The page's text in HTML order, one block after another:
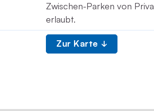
Zwischen-Parken von
erlaubt.
Zur Karte